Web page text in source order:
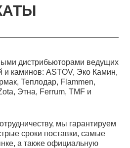
дистрибьюторами ведущих
и каминов: ASTOV, Эко Камин,
Теплодар, Flammen,
Этна, Ferrum, TMF и
мы гарантируем
сроки поставки, самые
а также официальную